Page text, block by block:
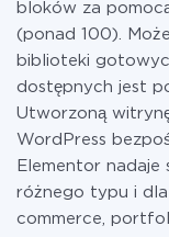
bloków za
(ponad 100).
biblioteki
dostępnych jest
Utworzoną
WordPress
Elementor
różnego typu i dla
commerce,